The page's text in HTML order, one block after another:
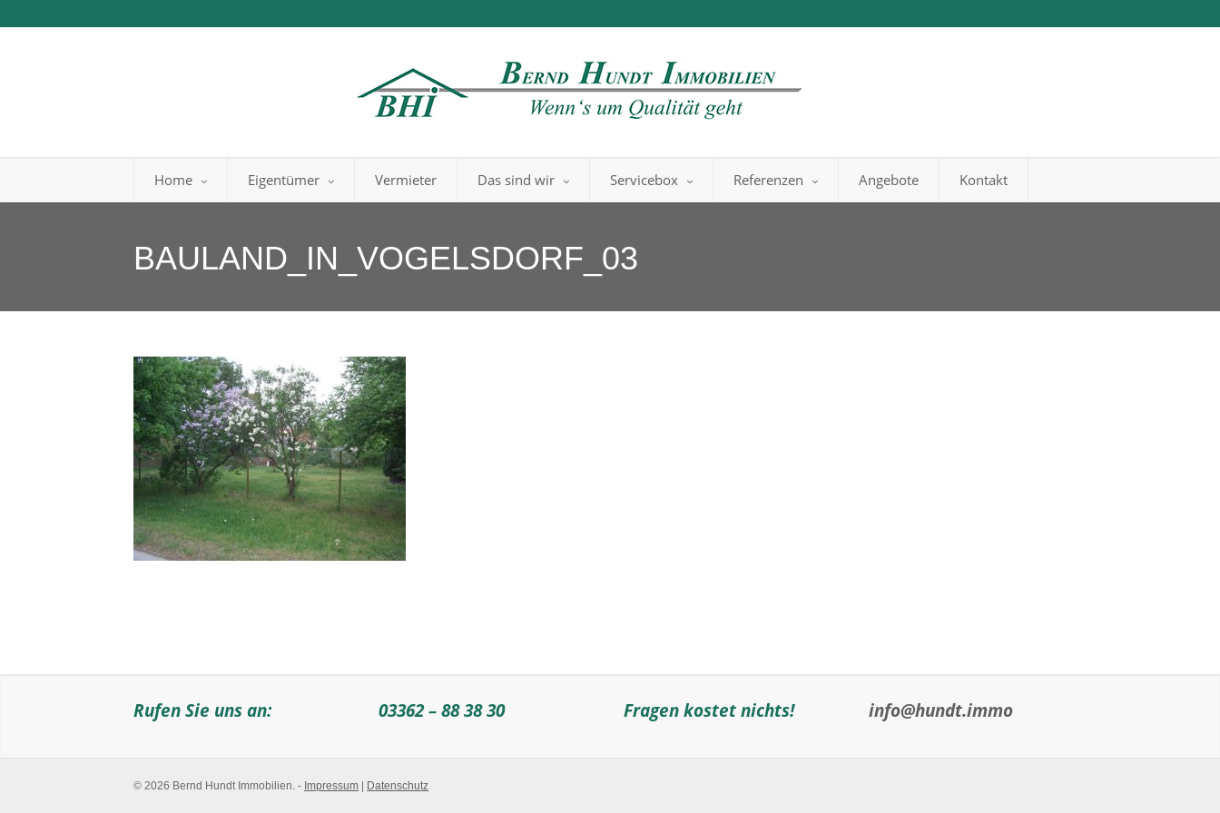
Home Eigentümer Vermieter Das sind wir Servicebox Referenzen Angebote Kontakt
BAULAND_IN_VOGELSDORF_03
Rufen Sie uns an: 03362 – 88 38 30 Fragen kostet nichts! info@hundt.immo
© 2026 Bernd Hundt Immobilien. - Impressum Datenschutz